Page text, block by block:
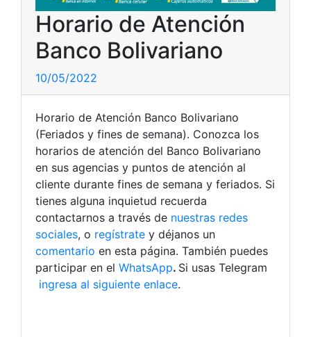
Horario de Atención
Banco Bolivariano
10/05/2022
Horario de Atención Banco Bolivariano
(Feriados y fines de semana). Conozca los
horarios de atención del Banco Bolivariano
en sus agencias y puntos de atención al
cliente durante fines de semana y feriados. Si
tienes alguna inquietud recuerda
contactarnos a través de nuestras redes
sociales, o regístrate y déjanos un
comentario en esta página. También puedes
participar en el WhatsApp. Si usas Telegram
ingresa al siguiente enlace.